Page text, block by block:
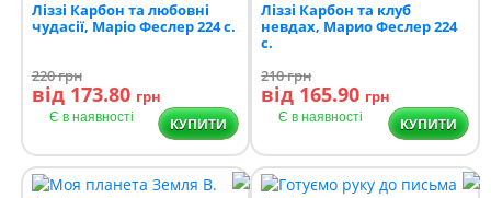
Ліззі Карбон та любовні
чудасії, Маріо Феслер 224 с.
220грн
від 173.80 грн
Є в наявності КУПИТИ
Ліззі Карбон та клуб
невдах, Марио Феслер 224
с.
210грн
від 165.90 грн
Є в наявності КУПИТИ